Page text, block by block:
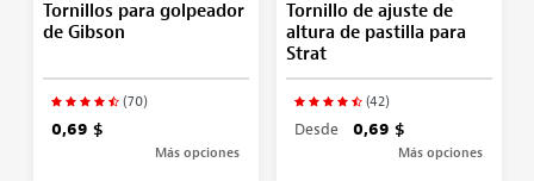
Tornillos para golpeador
de Gibson
(70)
0,69 $
Más opciones
Tornillo de ajuste de
altura de pastilla para
Strat
(42)
Desde 0,69 $
Más opciones